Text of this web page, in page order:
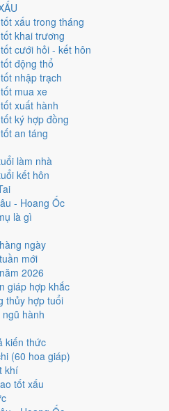
xấu trong tháng
khai trương
cưới hỏi - kết hôn
động thổ
nhập trạch
mua xe
xuất hành
ký hợp đồng
an táng
làm nhà
kết hôn
- Hoang Ốc
là gì
ngày
mới
2026
giáp hợp khắc
thủy hợp tuổi
ngũ hành
kiến thức
(60 hoa giáp)
khí
tốt xấu
ngày; tuổi
6.3/10cho việc trọng đại. Có
2029 tốt hay xấu
10 trung bình cho 7 việc chính:
đạo nên điểm từng việc chênh
hôn